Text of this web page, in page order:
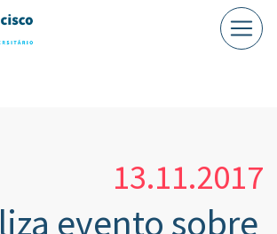
13.11.2017
evento sobre